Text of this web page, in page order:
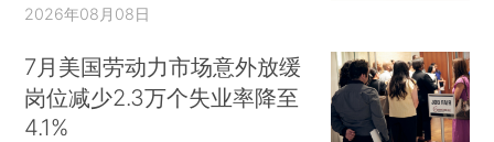
2026年08月08日
7月美国劳动力市场意外放缓
岗位减少2.3万个失业率降至
4.1%